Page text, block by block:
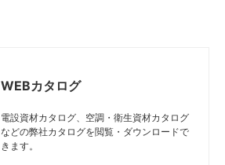
WEBカタログ
電設資材カタログ、空調・衛生資材カタログ
などの弊社カタログを閲覧・ダウンロードで
きます。